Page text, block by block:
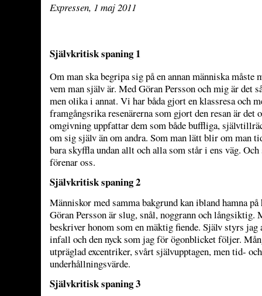
Expressen, 1 maj 2011
Självkritisk spaning 1
Om man ska begripa sig på en annan människa måste
vem man själv är. Med Göran Persson och mig är det
men olika i annat. Vi har båda gjort en klassresa och
framgångsrika resenärerna som gjort den resan är det
omgivning uppfattar dem som både buffliga,
om sig själv än om andra. Som man lätt blir om man
bara skyffla undan allt och alla som står i ens väg.
förenar oss.
Självkritisk spaning 2
Människor med samma bakgrund kan ibland hamna
Göran Persson är slug, snål, noggrann och långsiktig.
beskriver honom som en mäktig fiende. Själv styrs jag
infall och den nyck som jag för ögonblicket följer.
utpräglad excentriker, svårt självupptagen, men tid-
underhållningsvärde.
Självkritisk spaning 3